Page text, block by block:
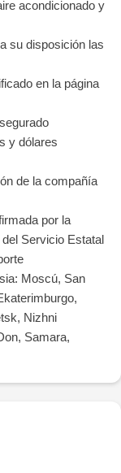
acondicionado y
su disposición las
en la página
y dólares
de la compañía
por la
Servicio Estatal
Moscú, San
Nizhni
Samara,